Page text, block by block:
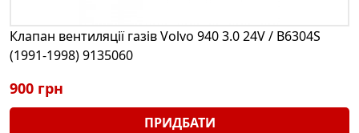
Клапан вентиляції газів Volvo 940 3.0 24V / B6304S
(1991-1998) 9135060
900 грн
ПРИДБАТИ